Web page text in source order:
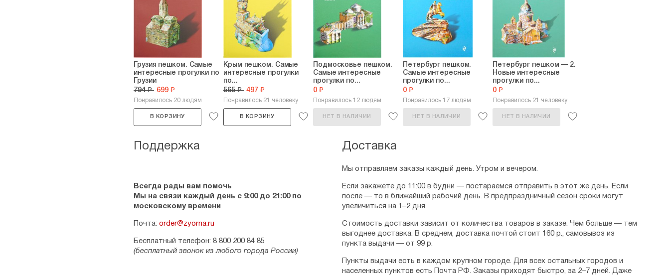
Грузия пешком. Самые
интересные прогулки по
Грузии
794 ₽ 699 ₽
Понравилось 20 людям
В КОРЗИНУ
Крым пешком. Самые
интересные прогулки
по...
565 ₽ 497 ₽
Понравилось 21 человеку
В КОРЗИНУ
Подмосковье пешком.
Самые интересные
прогулки по...
0 ₽
Понравилось 12 людям
НЕТ В НАЛИЧИИ
Петербург пешком.
Самые интересные
прогулки по...
0 ₽
Понравилось 17 людям
НЕТ В НАЛИЧИИ
Петербург пешком — 2.
Новые интересные
прогулки по...
0 ₽
Понравилось 21 человеку
НЕТ В НАЛИЧИИ
Поддержка
Всегда рады вам помочь
Мы на связи каждый день с 9:00 до 21:00 по
московскому времени
Почта: order@zyorna.ru
Бесплатный телефон: 8 800 200 84 85
(бесплатный звонок из любого города России)
Доставка
Мы отправляем заказы каждый день. Утром и вечером.
Если закажете до 11:00 в будни — постараемся отправить в этот же день. Если
после — то в ближайший рабочий день. В предпраздничный сезон сроки могут
увеличиться на 1–2 дня.
Стоимость доставки зависит от количества товаров в заказе. Чем больше — тем
выгоднее доставка. В среднем, доставка почтой стоит 160 р., самовывоз из
пункта выдачи — от 99 р.
Пункты выдачи есть в каждом крупном городе. Для всех остальных городов и
населенных пунктов есть Почта РФ. Заказы приходят быстро, за 2–7 дней. Даже